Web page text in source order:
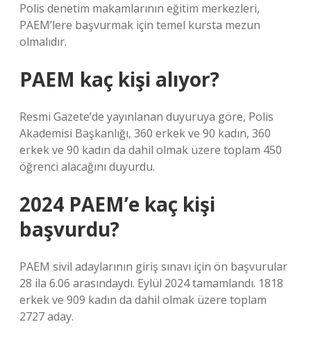
Polis denetim makamlarının eğitim merkezleri,
PAEM’lere başvurmak için temel kursta mezun
olmalıdır.
PAEM kaç kişi alıyor?
Resmi Gazete’de yayınlanan duyuruya göre, Polis
Akademisi Başkanlığı, 360 erkek ve 90 kadın, 360
erkek ve 90 kadın da dahil olmak üzere toplam 450
öğrenci alacağını duyurdu.
2024 PAEM’e kaç kişi
başvurdu?
PAEM sivil adaylarının giriş sınavı için ön başvurular
28 ila 6.06 arasındaydı. Eylül 2024 tamamlandı. 1818
erkek ve 909 kadın da dahil olmak üzere toplam
2727 aday.